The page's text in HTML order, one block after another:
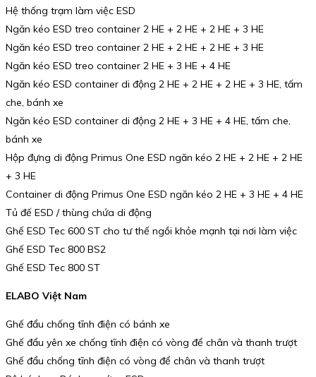
Hệ thống trạm làm việc ESD
Ngăn kéo ESD treo container 2 HE + 2 HE + 2 HE + 3 HE
Ngăn kéo ESD treo container 2 HE + 2 HE + 2 HE + 3 HE
Ngăn kéo ESD treo container 2 HE + 3 HE + 4 HE
Ngăn kéo ESD container di động 2 HE + 2 HE + 2 HE + 3 HE, tấm
che, bánh xe
Ngăn kéo ESD container di động 2 HE + 3 HE + 4 HE, tấm che,
bánh xe
Hộp đựng di động Primus One ESD ngăn kéo 2 HE + 2 HE + 2 HE
+ 3 HE
Container di động Primus One ESD ngăn kéo 2 HE + 3 HE + 4 HE
Tủ đế ESD / thùng chứa di động
Ghế ESD Tec 600 ST cho tư thế ngồi khỏe mạnh tại nơi làm việc
Ghế ESD Tec 800 BS2
Ghế ESD Tec 800 ST
ELABO Việt Nam
Ghế đẩu chống tĩnh điện có bánh xe
Ghế đẩu yên xe chống tĩnh điện có vòng để chân và thanh trượt
Ghế đẩu chống tĩnh điện có vòng để chân và thanh trượt